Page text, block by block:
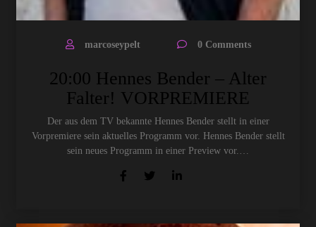
marcoseypelt 0 Comments
20:00 Hennes Bender – Alter
Falter! VORPREMIERE
Der aus dem TV bekannte Hennes Bender stellt in einer
Vorpremiere sein aktuelles Programm vor. Hennes Bender stellt
sein neues Programm in einer Preview vor.…